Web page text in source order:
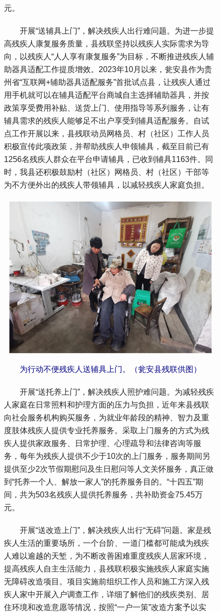
元。
开展“送辅具上门”，解决残疾人出行难问题。为进一步提
高残疾人康复服务质量，县残联坚持以残疾人实际需求为导
向，以残疾人“人人享有康复服务”为目标，不断推进残疾人辅
助器具适配工作提质增效。2023年10月以来，瓮安县作为贵
州省“互联网+辅助器具适配服务”首批试点县，让残疾人通过
用手机就可以在辅具适配平台商城自主选择辅助器具，并按
政策享受费用补贴、送货上门、使用指导等系列服务，让有
辅具需求的残疾人能够足不出户享受到辅具适配服务。自试
点工作开展以来，县残联动员网格员、村（社区）工作人员
积极宣传此项政策，并帮助残疾人申领辅具，截至目前已有
1256名残疾人群众在平台申请辅具，已收到辅具1163件。同
时，我县还积极鼓励村（社区）网格员、村（社区）干部等
为不方便外出的残疾人带领辅具，以减轻残疾人家庭负担。
为行动不便残疾人送辅具上门。（瓮安县残联供图）
开展“送托养上门”，解决残疾人照护难问题。为减轻残疾
人家庭在日常照料和护理方面的压力与负担，近年来县残联
向社会服务机构购买服务，为就业年龄段的精神、智力及重
度肢体残疾人提供专业托养服务。采取上门服务的方式为残
疾人提供家政服务、日常护理、心理疏导和法律咨询等服
务，每年为残疾人提供不少于10次的上门服务，服务期间另
提供至少2次节假期慰问及生日慰问等人文关怀服务，真正做
到“托养一个人、解放一家人”的托养服务目的。“十四五”期
间，共为503名残疾人提供托养服务，共补助资金75.45万
元。
开展“送改造上门”，解决残疾人出行“无碍”问题。家是残
疾人生活的重要场所，一个台阶、一道门槛都可能成为残疾
人难以逾越的天堑，为不断改善困难重度残疾人居家环境，
提高残疾人自主生活能力，县残联积极实施残疾人家庭实施
无障碍改造项目。项目实施前组织工作人员和施工方深入残
疾人家中开展入户调查工作，详细了解他们的残疾类别、居
住环境和改造意愿等情况，按照“一户一策”改造方案予以实